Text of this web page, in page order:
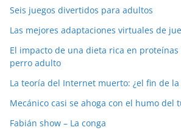
Seis juegos divertidos para adultos
Las mejores adaptaciones virtuales de
El impacto de una dieta rica en
perro adulto
La teoría del Internet muerto: ¿el fin de
Mecánico casi se ahoga con el humo del
Fabián show – La conga